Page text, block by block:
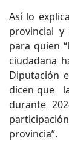
Así lo
provincial y
para quien
ciudadana
Diputación
dicen que
durante
provincia”.